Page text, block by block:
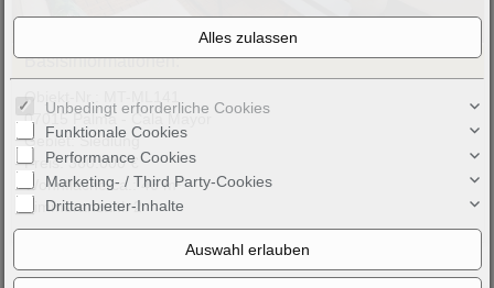
Basisinformationen:
Objekt-Nr.: MT-ML141
07015 Palma - Cala Mayor
Gebiet: Siedlung
Preis: 360.000 €
Wohnfläche ca.: 46 m²
Zimmeranzahl: 2
Unbedingt erforderliche Cookies
Funktionale Cookies
Performance Cookies
Marketing- / Third Party-Cookies
Drittanbieter-Inhalte